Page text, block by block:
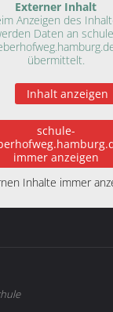
Externer Inhalt
Anzeigen des
Daten an
übermittelt.
Inhalt anzeigen
schule-
immer anzeigen
Inhalte immer